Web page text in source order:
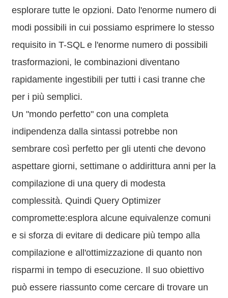
esplorare tutte le opzioni. Dato l'enorme numero di
modi possibili in cui possiamo esprimere lo stesso
requisito in T-SQL e l'enorme numero di possibili
trasformazioni, le combinazioni diventano
rapidamente ingestibili per tutti i casi tranne che
per i più semplici.
Un "mondo perfetto" con una completa
indipendenza dalla sintassi potrebbe non
sembrare così perfetto per gli utenti che devono
aspettare giorni, settimane o addirittura anni per la
compilazione di una query di modesta
complessità. Quindi Query Optimizer
compromette:esplora alcune equivalenze comuni
e si sforza di evitare di dedicare più tempo alla
compilazione e all'ottimizzazione di quanto non
risparmi in tempo di esecuzione. Il suo obiettivo
può essere riassunto come cercare di trovare un